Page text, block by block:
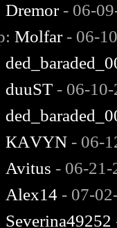
Dremor- 06-
Molfar- 06-
duuST - 06-
КАVYN - 06-
Avitus - 06-
Alex14 - 07-
Severina49252